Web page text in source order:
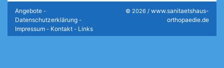
Angebote -
Datenschutzerklärung -
Impressum - Kontakt - Links
© 2026 / www.sanitaetshaus-
orthopaedie.de